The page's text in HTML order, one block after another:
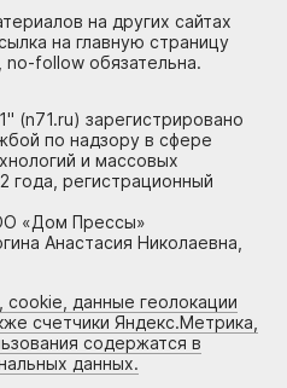
на других сайтах
на главную страницу
follow обязательна.
(n71.ru) зарегистрировано
по надзору в сфере
и массовых
года, регистрационный
«Дом Прессы»
Анастасия Николаевна,
cookie, данные геолокации
счетчики Яндекс.Метрика,
содержатся в
данных.